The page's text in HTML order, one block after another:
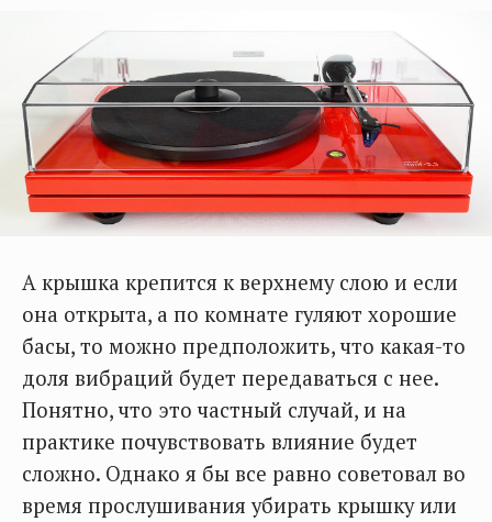
А крышка крепится к верхнему слою и если
она открыта, а по комнате гуляют хорошие
басы, то можно предположить, что какая-то
доля вибраций будет передаваться с нее.
Понятно, что это частный случай, и на
практике почувствовать влияние будет
сложно. Однако я бы все равно советовал во
время прослушивания убирать крышку или